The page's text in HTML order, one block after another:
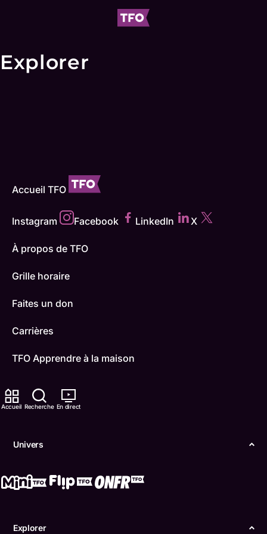
Accueil Recherche En direct
Univers
Explorer
Explorer
Accueil TFO
Instagram Facebook LinkedIn X
À propos de TFO
Grille horaire
Faites un don
Carrières
TFO Apprendre à la maison
Comment nous capter
ONFR
Conditions d'utilisation